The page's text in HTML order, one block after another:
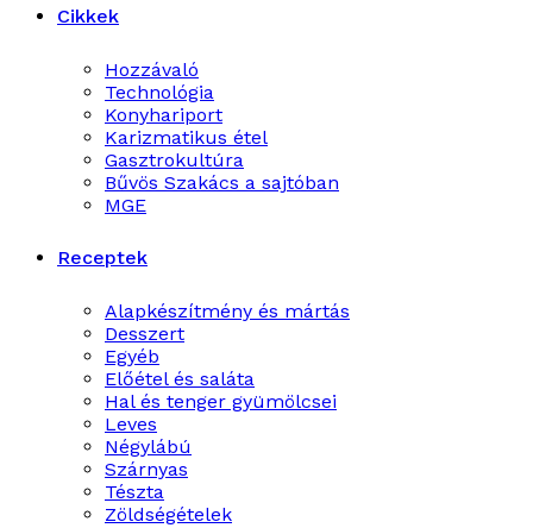
Cikkek
Hozzávaló
Technológia
Konyhariport
Karizmatikus étel
Gasztrokultúra
Bűvös Szakács a sajtóban
MGE
Receptek
Alapkészítmény és mártás
Desszert
Egyéb
Előétel és saláta
Hal és tenger gyümölcsei
Leves
Négylábú
Szárnyas
Tészta
Zöldségételek